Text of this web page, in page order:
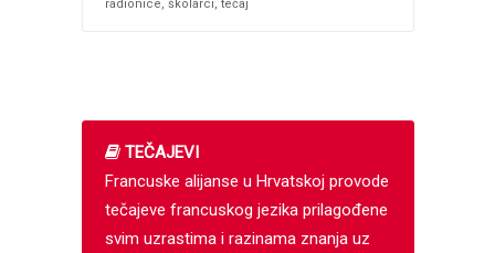
radionice, školarci, tečaj
TEČAJEVI
Francuske alijanse u Hrvatskoj provode
tečajeve francuskog jezika prilagođene
svim uzrastima i razinama znanja uz